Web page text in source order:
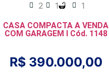
2 1 1
CASA COMPACTA A VENDA
COM GARAGEM l Cód. 1148
R$ 390.000,00